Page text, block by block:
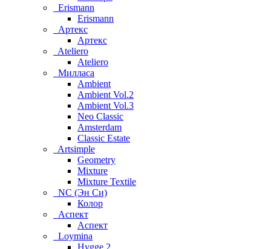
Erismann
Erismann
Артекс
Артекс
Ateliero
Ateliero
Милласа
Ambient
Ambient Vol.2
Ambient Vol.3
Neo Classic
Amsterdam
Classic Estate
Artsimple
Geometry
Mixture
Mixture Textile
NC (Эн Си)
Колор
Аспект
Аспект
Loymina
Hygge 2